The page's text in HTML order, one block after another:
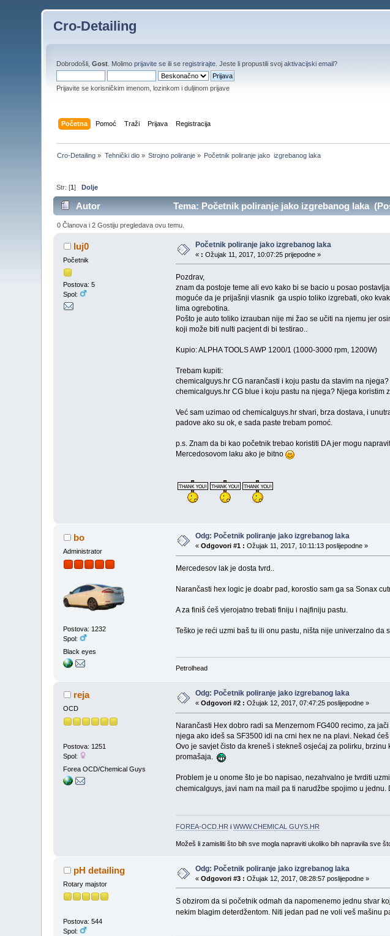
Cro-Detailing
Dobrodošli,Gost . Molimoprijavite se ili seregistrirajte . Jeste li propustili svojaktivacijski email?
Prijavite se korisničkim imenom, lozinkom i duljinom prijave
Početna Pomoć Traži Prijava Registracija
Cro-Detailing » Tehnički dio» Strojno poliranje » Početnik poliranje jako  izgrebanog laka
Str: [1]Dolje
Autor Tema: Početnik poliranje jako izgrebanog laka
0 Članova i 2 Gostiju pregledava ovu temu.
luj0
Početnik
Postova: 5
Spol:
Početnik poliranje jako izgrebanog laka
« : Ožujak 11, 2017, 10:07:25 prijepodne »
Pozdrav,
znam da postoje teme ali evo kako bi se bacio u posao
moguće da je prijašnji vlasnik ga uspio toliko izgrebati, oko
lima ogrebotina.
Pošto je auto toliko izrauban nije mi žao se učiti na njemu jer
koji može biti nulti pacjent di bi testirao..
Kupio: ALPHA TOOLS AWP 1200/1 (1000-3000 rpm, 1200W)
Trebam kupiti:
chemicalguys.hr CG narančasti i koju pastu da stavim na
chemicalguys.hr CG blue i koju pastu na njega? Njega koristim
Već sam uzimao od chemicalguys.hr stvari, brza dostava, i
padove ako su ok, e sada paste trebam pomoć.
p.s. Znam da bi kao početnik trebao koristiti DA jer mogu
Mercedosovom laku ako je bitno
bo
Administrator
Postova: 1232
Spol:
Black eyes
Odg: Početnik poliranje jako izgrebanog laka
«Odgovori #1 : Ožujak 11, 2017, 10:11:13 poslijepodne »
Mercedesov lak je dosta tvrd..
Narančasti hex logic je doabr pad, korostio sam ga sa Sonax
A za finiš ćeš vjerojatno trebati finiju i najfiniju pastu.
Teško je reći uzmi baš tu ili onu pastu, ništa nije univerzalno da
Petrolhead
reja
OCD
Postova: 1251
Spol:
Forea OCD/Chemical Guys
Odg: Početnik poliranje jako izgrebanog laka
«Odgovori #2 : Ožujak 12, 2017, 07:47:25 poslijepodne »
Narančasti Hex dobro radi sa Menzernom FG400 recimo, za
njega ako ideš sa SF3500 idi na crni hex ne na plavi. Nekad
Ovo je savjet čisto da kreneš i stekneš osjećaj za polirku,
promašaja.
Problem je u onome što je bo napisao, nezahvalno je tvrditi
chemicalguys, javi nam na mail pa ti narudžbe spojimo u
FOREA-OCD.HR i WWW.CHEMICAL GUYS.HR
Možeš li zamisliti što bih sve mogla napraviti ukoliko bih napravila sve
pH detailing
Rotary majstor
Postova: 544
Spol:
Odg: Početnik poliranje jako izgrebanog laka
«Odgovori #3 : Ožujak 12, 2017, 08:28:57 poslijepodne »
S obzirom da si početnik odmah da napomenemo jednu stvar
nekim blagim deterdžentom. Niti jedan pad ne voli veš mašinu